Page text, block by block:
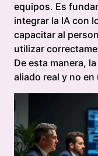
equipos. Es
integrar la IA con
capacitar al
utilizar
De esta manera,
aliado real y no en